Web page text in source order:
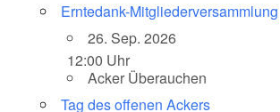
Erntedank-Mitgliederversammlung
26. Sep. 2026
12:00 Uhr
Acker Überauchen
Tag des offenen Ackers